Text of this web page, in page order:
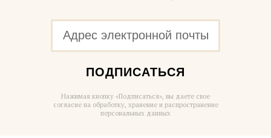
ПОДПИСАТЬСЯ
Нажимая кнопку «Подписаться», вы даете свое
согласие на обработку, хранение и распространение
персональных данных